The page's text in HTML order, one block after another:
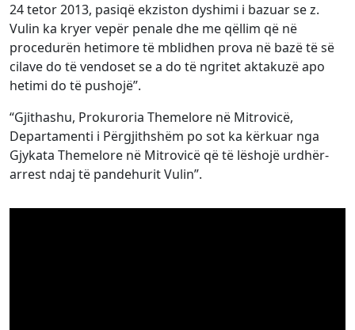
24 tetor 2013, pasiqë ekziston dyshimi i bazuar se z.
Vulin ka kryer vepër penale dhe me qëllim që në
procedurën hetimore të mblidhen prova në bazë të së
cilave do të vendoset se a do të ngritet aktakuzë apo
hetimi do të pushojë”.
“Gjithashu, Prokuroria Themelore në Mitrovicë,
Departamenti i Përgjithshëm po sot ka kërkuar nga
Gjykata Themelore në Mitrovicë që të lëshojë urdhër-
arrest ndaj të pandehurit Vulin”.